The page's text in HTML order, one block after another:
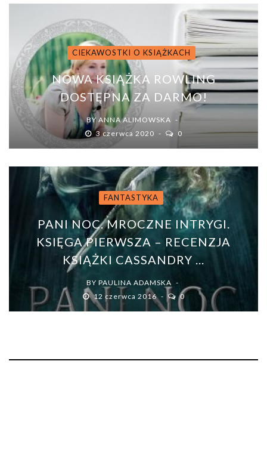
CIEKAWOSTKI O KSIĄŻKACH
NOWA KSIĄŻKA ROWLING
DOSTĘPNA ZA DARMO!
BY ANNA ALIMOWSKA
3 czerwca 2020
0
FANTASTYKA
PANI NOC. MROCZNE INTRYGI.
KSIĘGA PIERWSZA – RECENZJA
KSIĄŻKI CASSANDRY ...
BY PAULINA ADAMSKA
12 czerwca 2016
0